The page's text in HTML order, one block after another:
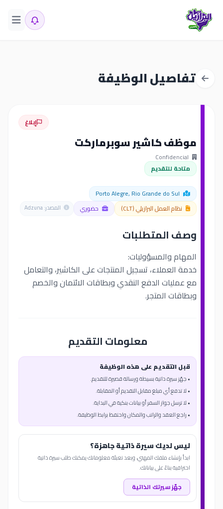
تفاصيل الوظيفة
إبلاغ
موظف كاشير سوبرماركت
متاحة للتقديم
نظام العمل البرازيلي (CLT)
حضوري المصدر: Adzuna
وصف المتطلبات
المهام والمسؤوليات:
خدمة العملاء، تسجيل المنتجات على الكاشير، والتعامل
مع عمليات الدفع النقدي وبطاقات الائتمان والخصم
وبطاقات المتجر.
معلومات التقديم
قبل التقديم على هذه الوظيفة
• جهّز سيرة ذاتية بسيطة ورسالة قصيرة للتقديم.
• لا تدفع أي مبلغ مقابل التقديم أو المقابلة.
• لا ترسل جواز السفر أو بيانات بنكية في البداية.
• راجع العقد والراتب والمكان واحتفظ برابط الوظيفة.
ليس لديك سيرة ذاتية جاهزة؟
ابدأ بإنشاء ملفك المهني، وبعد تعبئة معلوماتك يمكنك طلب سيرة ذاتية
احترافية بناءً على بياناتك.
جهّز سيرتك الذاتية